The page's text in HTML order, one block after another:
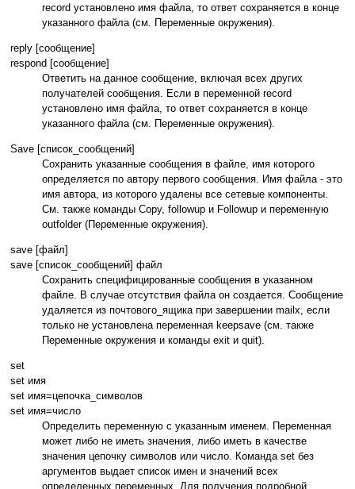
record установлено имя файла, то ответ сохраняется в конце
указанного файла (см. Переменные окружения).
reply [сообщение]
respond [сообщение]
Ответить на данное сообщение, включая всех других
получателей сообщения. Если в переменной record
установлено имя файла, то ответ сохраняется в конце
указанного файла (см. Переменные окружения).
Save [список_сообщений]
Сохранить указанные сообщения в файле, имя которого
определяется по автору первого сообщения. Имя файла - это
имя автора, из которого удалены все сетевые компоненты.
См. также команды Copy, followup и Followup и переменную
outfolder (Переменные окружения).
save [файл]
save [список_сообщений] файл
Сохранить специфицированные сообщения в указанном
файле. В случае отсутствия файла он создается. Сообщение
удаляется из почтового_ящика при завершении mailx, если
только не установлена переменная keepsave (см. также
Переменные окружения и команды exit и quit).
set
set имя
set имя=цепочка_символов
set имя=число
Определить переменную с указанным именем. Переменная
может либо не иметь значения, либо иметь в качестве
значения цепочку символов или число. Команда set без
аргументов выдает список имен и значений всех
определенных переменных. Для получения подробной